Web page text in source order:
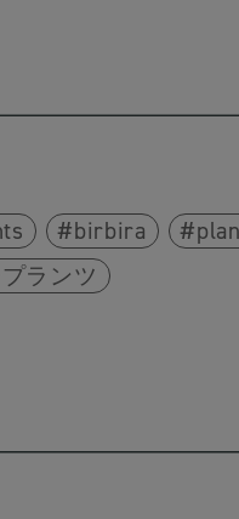
birbira
ランツ